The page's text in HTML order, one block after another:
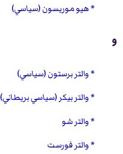
هيو موريسون (سياسي)
و
والتر برستون (سياسي)
والتر بيكر (سياسي بريطاني)
والتر شو
والتر فورست